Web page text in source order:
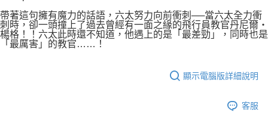
３．未成年的使用者請事先徵得法定代理人或監護人之同意方可使用
「AFTEE先享後付」，若未經同意申辦者引起之損失，本公司不負相關責
任。
４．使用「AFTEE先享後付」時，將依據個別帳號之用戶狀況，依本公司即
５．嚴禁一人註冊多個帳號或使用他人資訊註冊。若發現惡意使用之情形，
宅配
每筆NT$100，滿NT$800(含以上)免運費
帶著這句擁有魔力的話語，六太努力向前衝刺──當六太全力衝
刺時，卻一頭撞上了過去曾經有一面之緣的飛行員教官丹尼爾‧
楊格！！六太此時還不知道，他遇上的是「最差勁」，同時也是
「最厲害」的教官……！
顯示電腦版詳細說明
客服